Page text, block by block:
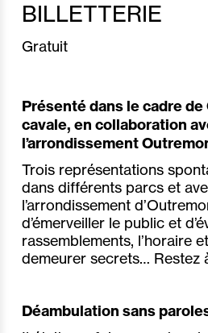
BILLETTERIE
Gratuit
Présenté dans le cadre
cavale, en collaboration
l’arrondissement
Trois représentations
dans différents parcs et
l’arrondissement
d’émerveiller le public et
rassemblements, l’horaire
demeurer secrets… Restez
Déambulation sans